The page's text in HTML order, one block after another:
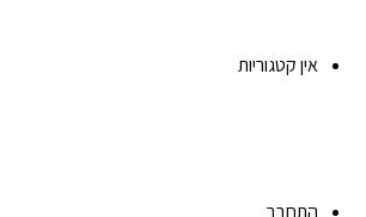
אין קטגוריות
התחבר